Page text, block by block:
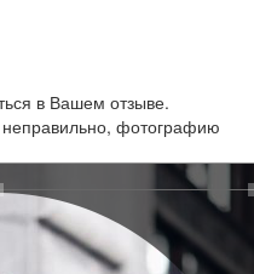
в Вашем отзыве.
фотографию